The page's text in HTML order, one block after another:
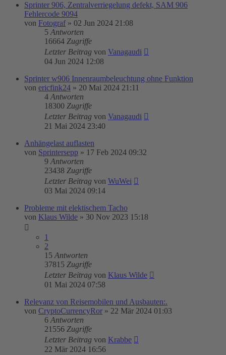
Sprinter 906, Zentralverriegelung defekt, SAM 906
Fehlercode 9094
von Fotograf » 02 Jun 2024 21:08
5 Antworten
16664 Zugriffe
Letzter Beitrag von Vanagaudi
04 Jun 2024 12:08
Sprinter w906 Innenraumbeleuchtung ohne Funktion
von ericfink24 » 20 Mai 2024 21:11
4 Antworten
18300 Zugriffe
Letzter Beitrag von Vanagaudi
21 Mai 2024 23:40
Anhängelast auflasten
von Sprintersepp » 17 Feb 2024 09:32
9 Antworten
23438 Zugriffe
Letzter Beitrag von WuWei
03 Mai 2024 09:14
Probleme mit elektischem Tacho
von Klaus Wilde » 30 Nov 2023 15:18
1
2
15 Antworten
37815 Zugriffe
Letzter Beitrag von Klaus Wilde
01 Mai 2024 07:58
Relevanz von Reisemobilen und Ausbauten:.
von CryptoCurrencyRor » 22 Mär 2024 01:03
6 Antworten
21556 Zugriffe
Letzter Beitrag von Krabbe
22 Mär 2024 16:56